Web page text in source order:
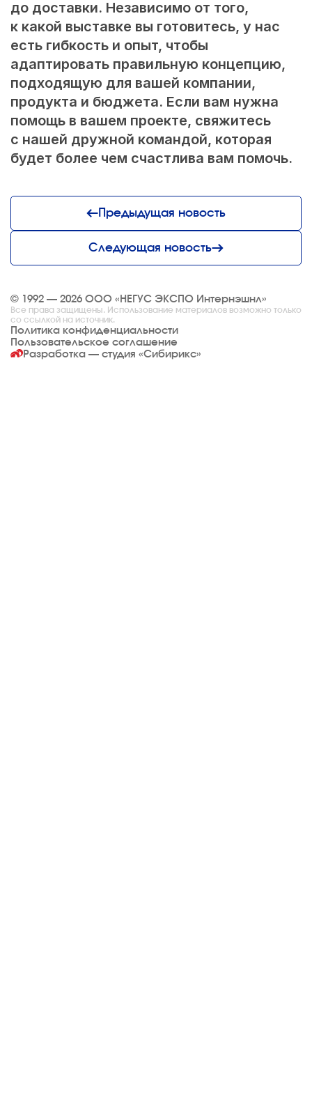
до доставки. Независимо от того,
к какой выставке вы готовитесь, у нас
есть гибкость и опыт, чтобы
адаптировать правильную концепцию,
подходящую для вашей компании,
продукта и бюджета. Если вам нужна
помощь в вашем проекте, свяжитесь
с нашей дружной командой, которая
будет более чем счастлива вам помочь.
Предыдущая новость
Следующая новость
© 1992 — 2026 ООО «НЕГУС ЭКСПО Интернэшнл»
Все права защищены. Использование материалов возможно только
со ссылкой на источник.
Политика конфиденциальности
Пользовательское соглашение
Разработка — студия «Сибирикс»